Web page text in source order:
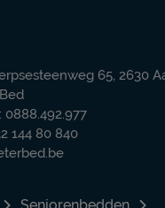
65, 2630
144 80 840